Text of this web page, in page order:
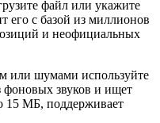
файл или укажите
его с базой из миллионов
и неофициальных
или шумами используйте
звуков и ищет
15 МБ, поддерживает